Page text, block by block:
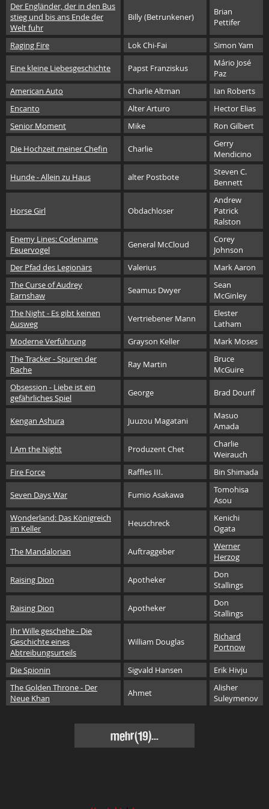
Der Engländer, der in den Bus
stieg und bis ans Ende der
Welt fuhr
Billy (Betrunkener)
Brian
Pettifer
Raging Fire Lok Chi-Fai Simon Yam
Eine kleine Liebesgeschichte Papst Franziskus
Mário José
Paz
American Auto
Charlie Altman
Ian Roberts
Encanto
Alter Arturo
Hector Elias
Senior Moment
Mike Ron Gilbert
Die Hochzeit meiner Chefin Charlie
Gerry
Mendicino
Hunde - Allein zu Haus alter Postbote
Steven C.
Bennett
Horse Girl Obdachloser
Andrew
Patrick
Ralston
Enemy Lines: Codename
Feuervogel
General McCloud
Corey
Johnson
Der Pfad des Legionärs
Valerius
Mark Aaron
The Curse of Audrey
Earnshaw
Seamus Dwyer
Sean
McGinley
The Night - Es gibt keinen
Ausweg
Vertriebener Mann
Elester
Latham
Moderne Verführung
Grayson Keller
Mark Moses
The Tracker - Spuren der
Rache
Ray Martin
Bruce
McGuire
Obsession - Liebe ist ein
gefährliches Spiel
George Brad Dourif
Kengan Ashura Juuzou Magatani
Masuo
Amada
I Am the Night Produzent Chet
Charlie
Weirauch
Fire Force
Raffles III. Bin Shimada
Seven Days War Fumio Asakawa
Tomohisa
Asou
Wonderland: Das Königreich
im Keller
Heuschreck
Kenichi
Ogata
The Mandalorian Auftraggeber
Werner
Herzog
Raising Dion Apotheker
Don
Stallings
Raising Dion Apotheker
Don
Stallings
Ihr Wille geschehe - Die
Geschichte eines
Abtreibungsurteils
William Douglas
Richard
Portnow
Die Spionin Sigvald Hansen
Erik Hivju
The Golden Throne - Der
Neue Khan
Ahmet
Alisher
Suleymenov
mehr(19)...